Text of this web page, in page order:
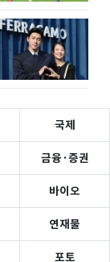
국제
금융·증권
바이오
연재물
포토